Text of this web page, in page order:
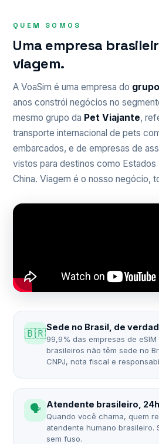
QUEM SOMOS
Uma empresa
viagem.
A VoaSim é uma empresa do
anos constrói negócios no
mesmo grupo da Pet Viajante,
transporte internacional de pets
embarcados, e de empresas de
vistos para destinos como
China. Viagem é o nosso negócio,
🇧🇷Sede no Brasil, de
99,9% das empresas de
brasileiros não têm sede no
CNPJ, nota fiscal e
🗣️ Atendente brasileiro, 24h
Quando você chama, quem
atendente humano brasileiro.
sem fuso.